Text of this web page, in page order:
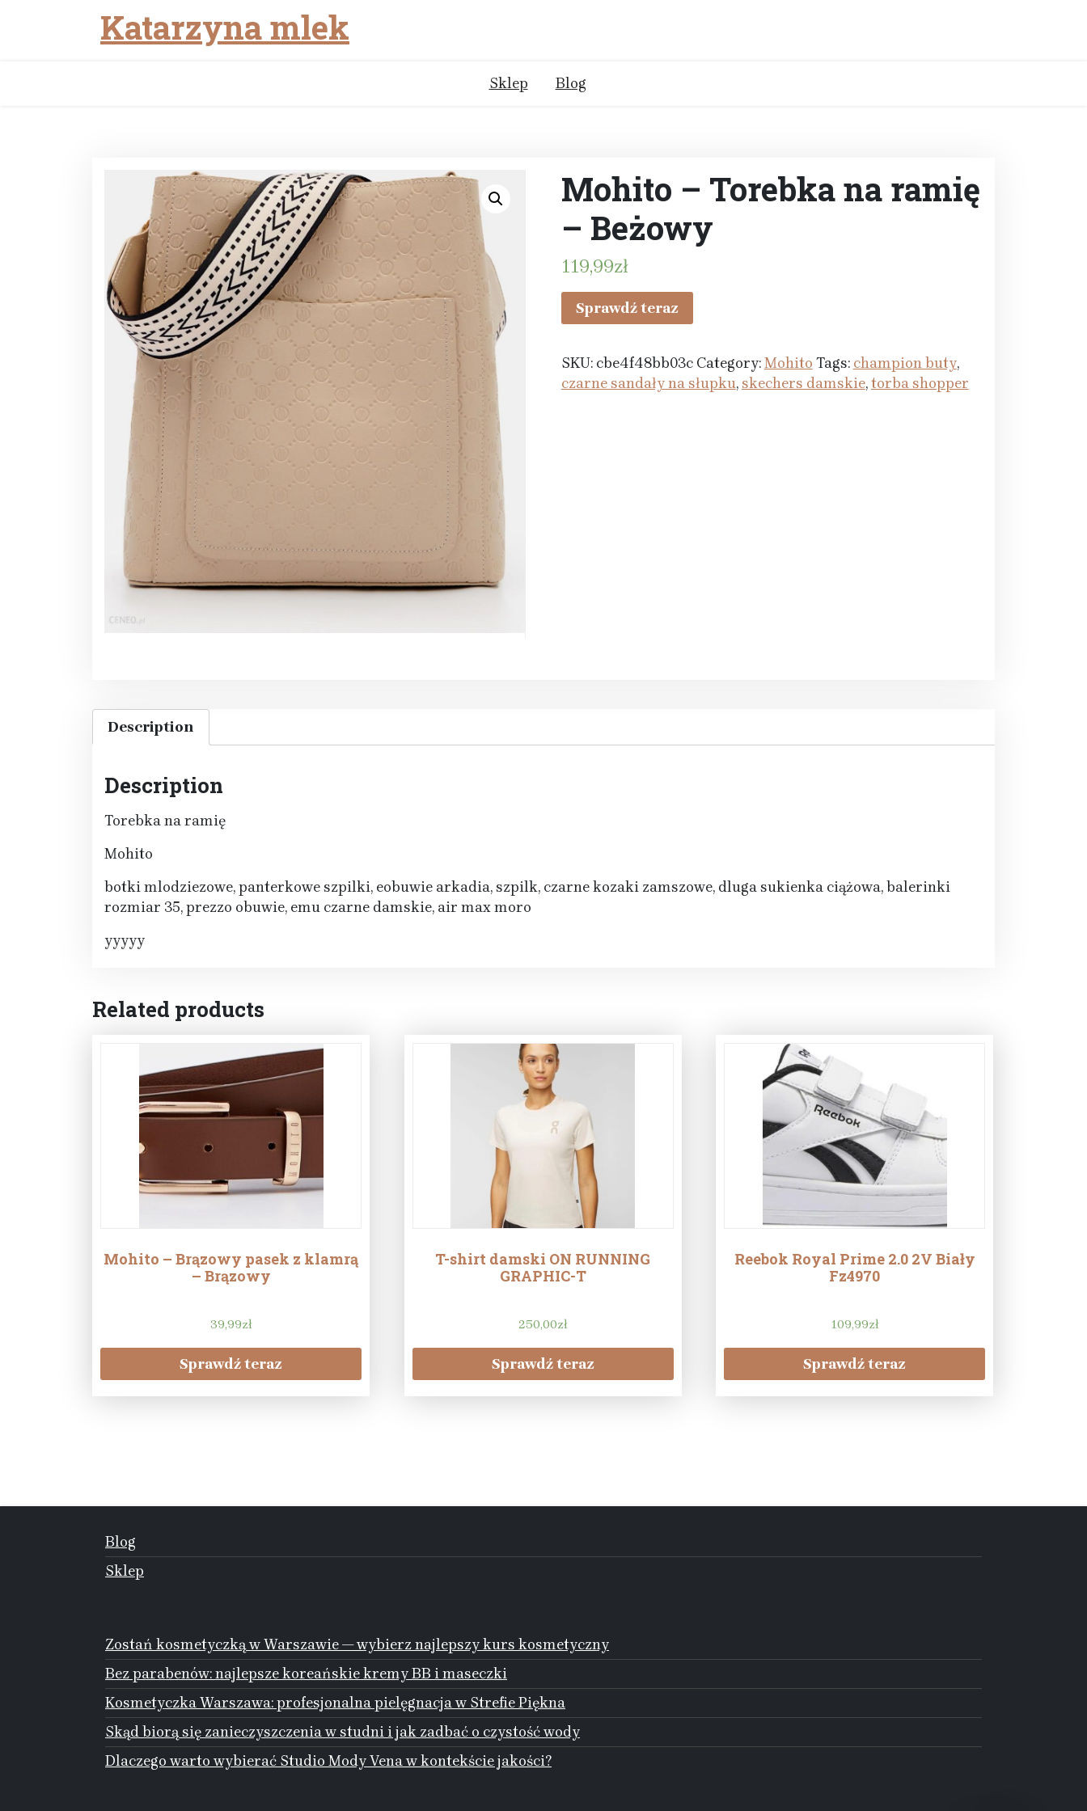
Katarzyna mlek
Sklep Blog
Mohito – Torebka na ramię
– Beżowy
119,99zł
Sprawdź teraz
SKU: cbe4f48bb03c Category:Mohito Tags: champion buty,
czarne sandały na słupku,skechers damskie,torba shopper
Description
Description
Torebka na ramię
Mohito
botki mlodziezowe, panterkowe szpilki, eobuwie arkadia, szpilk, czarne kozaki zamszowe, dluga sukienka ciążowa, balerinki
rozmiar 35, prezzo obuwie, emu czarne damskie, air max moro
yyyyy
Related products
Mohito – Brązowy pasek z klamrą
– Brązowy
39,99zł
Sprawdź teraz
T-shirt damski ON RUNNING
GRAPHIC-T
250,00zł
Sprawdź teraz
Reebok Royal Prime 2.0 2V Biały
Fz4970
109,99zł
Sprawdź teraz
Blog
Sklep
Zostań kosmetyczką w Warszawie — wybierz najlepszy kurs kosmetyczny
Bez parabenów: najlepsze koreańskie kremy BB i maseczki
Kosmetyczka Warszawa: profesjonalna pielęgnacja w Strefie Piękna
Skąd biorą się zanieczyszczenia w studni i jak zadbać o czystość wody
Dlaczego warto wybierać Studio Mody Vena w kontekście jakości?